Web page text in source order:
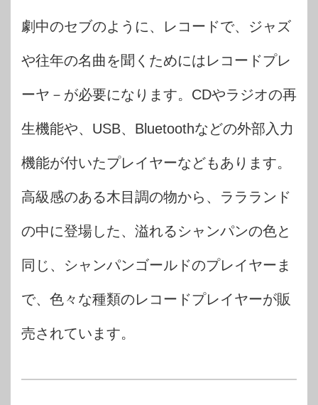
劇中のセブのように、レコードで、ジャズ
や往年の名曲を聞くためにはレコードプレ
ーヤ－が必要になります。CDやラジオの再
生機能や、USB、Bluetoothなどの外部入力
機能が付いたプレイヤーなどもあります。
高級感のある木目調の物から、ララランド
の中に登場した、溢れるシャンパンの色と
同じ、シャンパンゴールドのプレイヤーま
で、色々な種類のレコードプレイヤーが販
売されています。